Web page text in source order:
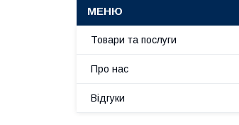
Товари та послуги
Про нас
Відгуки